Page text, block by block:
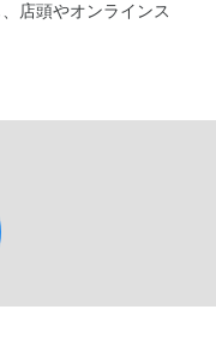
店頭やオンラインス